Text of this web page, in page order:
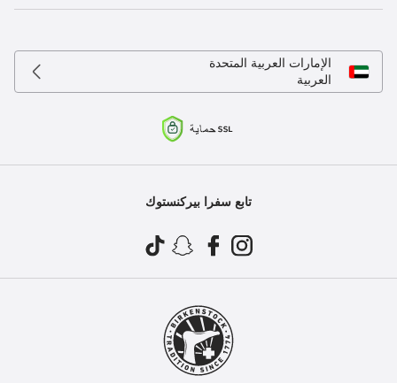
الإمارات العربية المتحدة
العربية
تابع سفرا بيركنستوك